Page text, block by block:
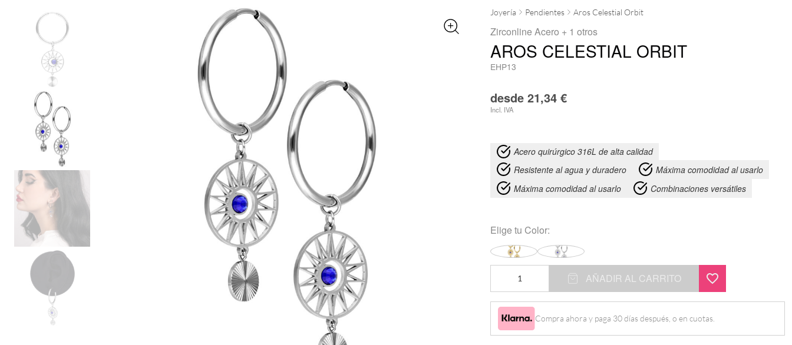
Joyería Pendientes Aros Celestial Orbit
Zirconline Acero + 1 otros
AROS CELESTIAL ORBIT
EHP13
desde 21,34 €
Incl. IVA
Acero quirúrgico 316L de alta calidad
Resistente al agua y duradero
Máxima comodidad al usarlo
Máxima comodidad al usarlo
Combinaciones versátiles
Elige tu Color:
Orbit
cantidad
AÑADIR AL CARRITO
Compra ahora y paga 30 días después, o en cuotas.